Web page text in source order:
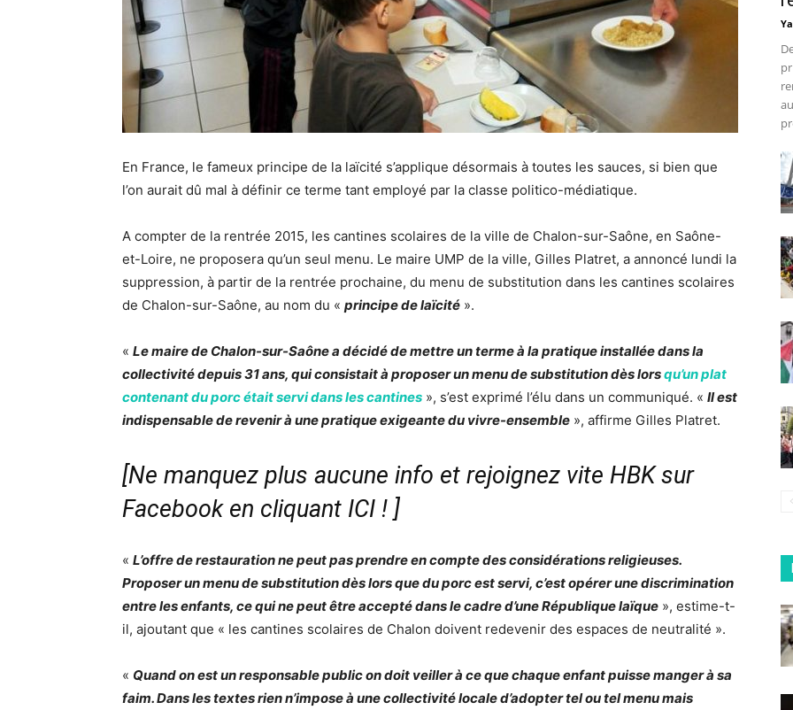
En France, le fameux principe de la laïcité s’applique désormais à toutes les sauces, si bien que
l’on aurait dû mal à définir ce terme tant employé par la classe politico-médiatique.
A compter de la rentrée 2015, les cantines scolaires de la ville de Chalon-sur-Saône, en Saône-
et-Loire, ne proposera qu’un seul menu. Le maire UMP de la ville, Gilles Platret, a annoncé lundi la
suppression, à partir de la rentrée prochaine, du menu de substitution dans les cantines scolaires
de Chalon-sur-Saône, au nom du « principe de laïcité ».
« Le maire de Chalon-sur-Saône a décidé de mettre un terme à la pratique installée dans la
collectivité depuis 31 ans, qui consistait à proposer un menu de substitution dès lorsqu’un plat
contenant du porc était servi dans les cantines », s’est exprimé l’élu dans un communiqué. « Il est
indispensable de revenir à une pratique exigeante du vivre-ensemble », affirme Gilles Platret.
[Ne manquez plus aucune info et rejoignez vite HBK sur
Facebook en cliquant ICI ! ]
« L’offre de restauration ne peut pas prendre en compte des considérations religieuses.
Proposer un menu de substitution dès lors que du porc est servi, c’est opérer une discrimination
entre les enfants, ce qui ne peut être accepté dans le cadre d’une République laïque », estime-t-
il, ajoutant que « les cantines scolaires de Chalon doivent redevenir des espaces de neutralité ».
« Quand on est un responsable public on doit veiller à ce que chaque enfant puisse manger à sa
faim. Dans les textes rien n’impose à une collectivité locale d’adopter tel ou tel menu mais